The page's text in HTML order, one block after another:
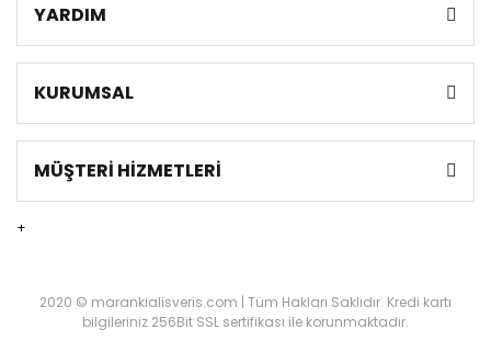
YARDIM
KURUMSAL
MÜŞTERİ HİZMETLERİ
+
2020 © marankialisveris.com | Tüm Hakları Saklıdır. Kredi kartı
bilgileriniz 256Bit SSL sertifikası ile korunmaktadır.